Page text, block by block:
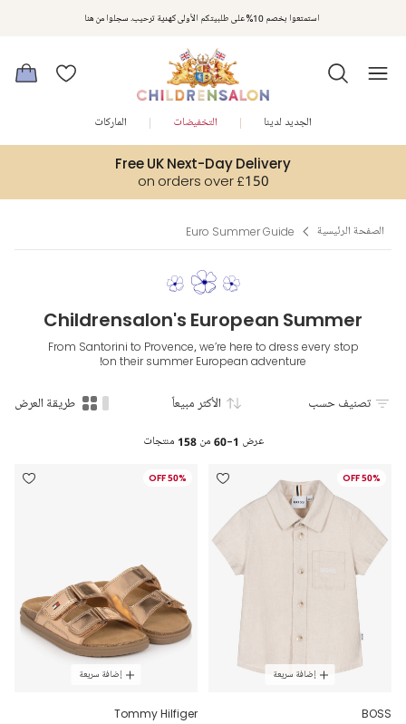
استمتعوا بخصم 10% على طلبيتكم الأولى كهدية ترحيب. سجلوا من هنا
مكافآت تشلدرن صالون | اجمعوا النقاط مع كل عملية شراء لتحصلوا على هدايا حصرية وعروض مصممة خصيصا لتلبي
متطلباتكم
Free UK Next-Day Delivery
on orders over £150
الجديد لدينا التخفيضات الماركات
الصفحة الرئيسية Euro Summer Guide
Childrensalon's European Summer
From Santorini to Provence, we’re here to dress every stop
on their summer European adventure!
تصنيف حسب الأكثر مبيعاً طريقة العرض
عرض 1-60 من158 منتجات
50% OFF
إضافة سريعة
BOSS
50% OFF
إضافة سريعة
Tommy Hilfiger